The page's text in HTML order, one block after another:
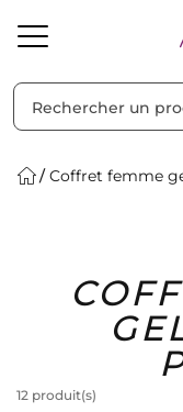
Solaire
Coffret femme
12 produit(s)